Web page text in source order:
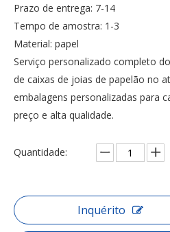
Prazo de entrega: 7-14
Tempo de amostra: 1-3
Material: papel
Serviço personalizado completo
de caixas de joias de papelão no
embalagens personalizadas para
preço e alta qualidade.
Quantidade:
Inquérito